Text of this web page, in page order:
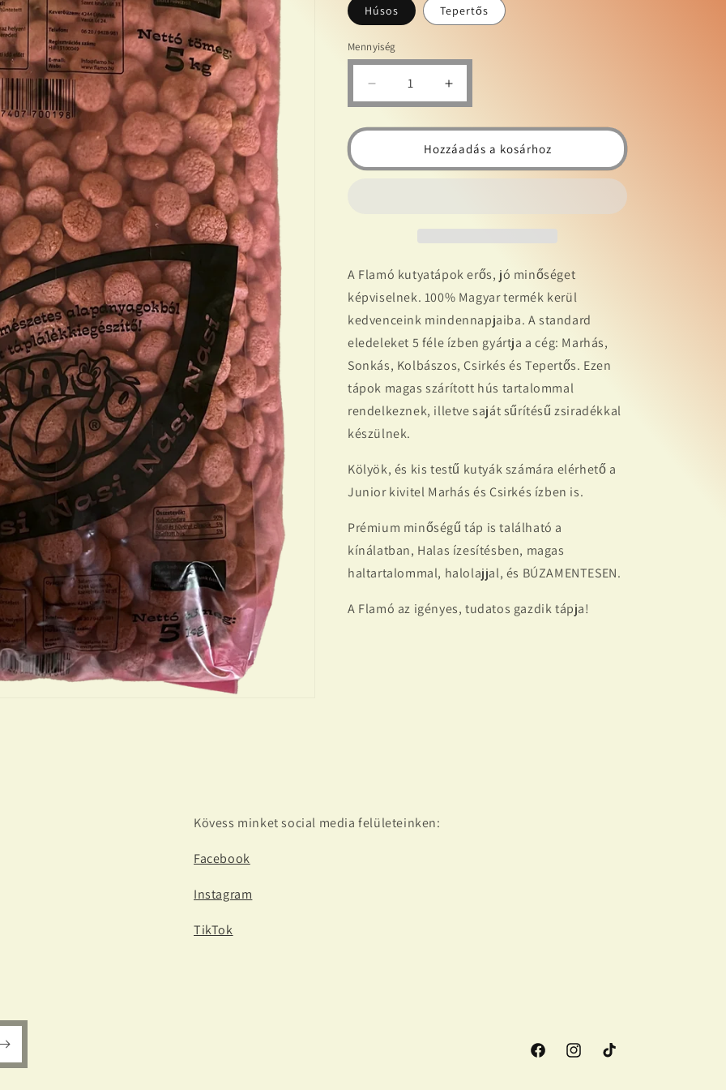
Húsos Tepertős
Mennyiség
Flamó
Nasi
Extrudált
TÖBB
Flamó
Nasi
Extrudált
kukorica
5kg
TÖBB
Hozzáadás a kosárhoz
A Flamó kutyatápok erős, jó minőséget
képviselnek. 100% Magyar termék kerül
kedvenceink mindennapjaiba. A standard
eledeleket 5 féle ízben gyártja a cég: Marhás,
Sonkás, Kolbászos, Csirkés és Tepertős. Ezen
tápok magas szárított hús tartalommal
rendelkeznek, illetve saját sűrítésű zsiradékkal
készülnek.
Kölyök, és kis testű kutyák számára elérhető a
Junior kivitel Marhás és Csirkés ízben is.
Prémium minőségű táp is található a
kínálatban, Halas ízesítésben, magas
haltartalommal, halolajjal, és BÚZAMENTESEN.
A Flamó az igényes, tudatos gazdik tápja!
Kövess minket social media felületeinken:
Facebook
Instagram
TikTok
FacebookInstagramTikTok